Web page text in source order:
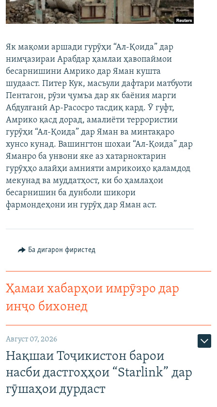
ГУЗОРИШҲОИ РАДИОӢ
Русский
ПАЙГИРӢ КУНЕД
Ҳамаи сомонаҳои RFE/RL
Як мақоми аршади гурӯҳи “Ал-Қоида” дар
нимҷазираи Арабдар ҳамлаи ҳавопаймои
бесарнишини Амрико дар Яман кушта
шудааст. Питер Кук, масъули дафтари матбуоти
Пентагон, рӯзи ҷумъа дар як баёния марги
Абдулғанӣ Ар-Расосро тасдиқ кард. Ӯ гуфт,
Амрико қасд дорад, амалиёти террористии
гурӯҳи “Ал-Қоида” дар Яман ва минтақаро
хунсо кунад. Вашингтон шохаи “Ал-Қоида” дар
Яманро ба унвони яке аз хатарноктарин
гурӯҳҳо алайҳи амнияти амрикоиҳо қаламдод
мекунад ва муддатҳост, ки бо ҳамлаҳои
бесарнишин ба дунболи шикори
фармондеҳони ин гурӯҳ дар Яман аст.
Ба дигарон фиристед
Ҳамаи хабарҳои имрӯзро дар
инҷо бихонед
Август 07, 2026
Нақшаи Тоҷикистон барои
насби дастгоҳҳои “Starlink” дар
гӯшаҳои дурдаст